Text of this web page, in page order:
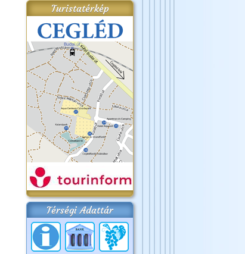
Turistatérkép
Térségi Adattár